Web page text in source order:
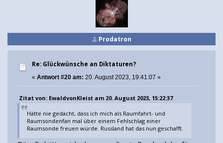
Prodatron
Re: Glückwünsche an Diktaturen?
« Antwort #20 am: 20. August 2023, 19:41:07 »
Zitat von: EwaldvonKleist am 20. August 2023, 15:22:37
Hätte nie gedacht, dass ich mich als Raumfahrt- und
Raumsondenfan mal über einem Fehlschlag einer
Raumsonde freuen würde. Russland hat das nun geschafft.